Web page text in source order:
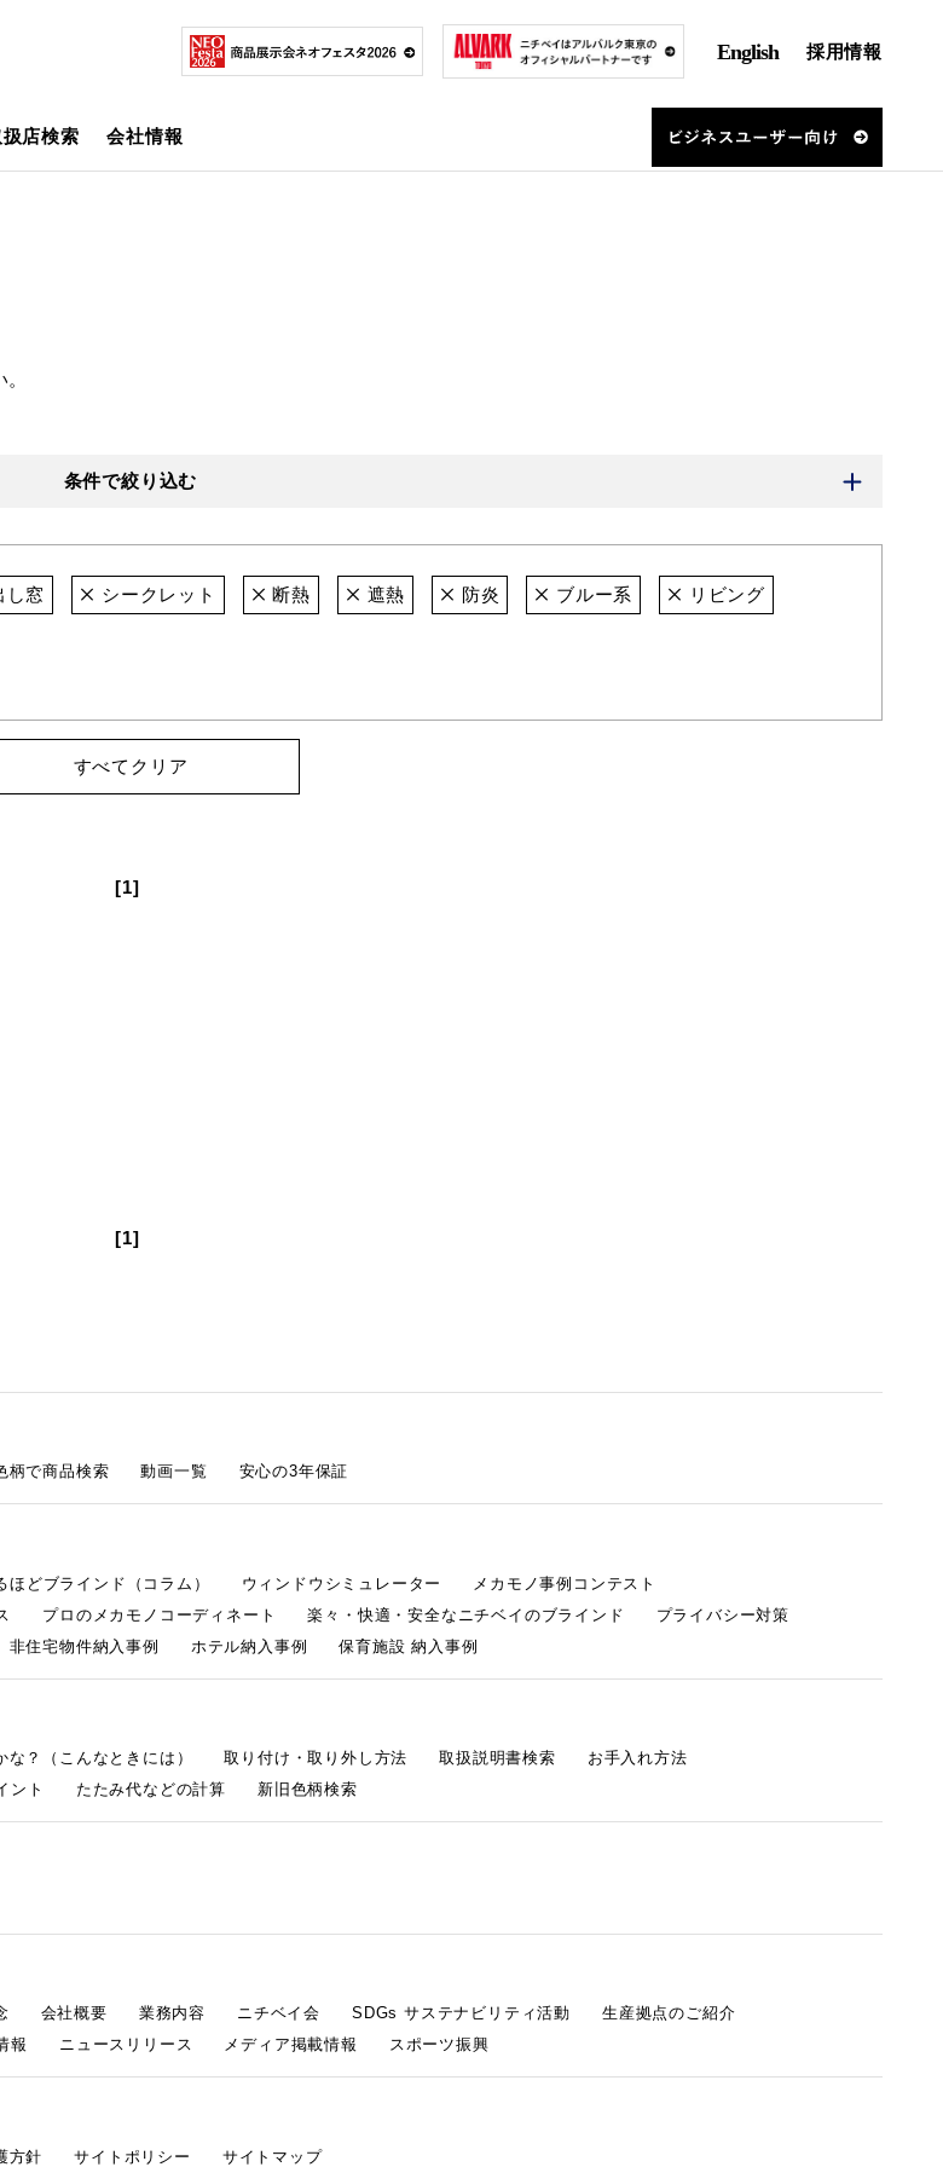
English 採用情報
店検索 会社情報
条件で絞り込む
し窓 シークレット 断熱 遮熱 防炎 ブルー系 リビング
すべてクリア
[1]
[1]
柄で商品検索 動画一覧 安心の3年保証
ほどブラインド（コラム） ウィンドウシミュレーター
メカモノ事例コンテスト
プロのメカモノコーディネート 楽々・快適・安全なニチベイのブラインド
プライバシー対策
非住宅物件納入事例 ホテル納入事例 保育施設 納入事例
な？（こんなときには） 取り付け・取り外し方法 取扱説明書検索
お手入れ方法
ント たたみ代などの計算 新旧色柄検索
会社概要 業務内容 ニチベイ会 SDGs サステナビリティ活動
生産拠点のご紹介
報 ニュースリリース メディア掲載情報 スポーツ振興
方針 サイトポリシー サイトマップ